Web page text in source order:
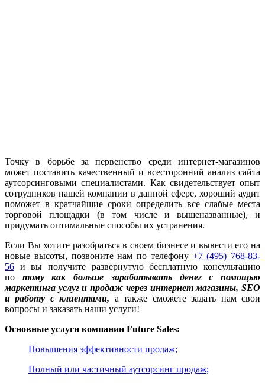
Точку в борьбе за первенство среди интернет-магазинов
может поставить качественный и всесторонний анализ сайта
аутсорсинговыми специалистами. Как свидетельствует опыт
сотрудников нашей компании в данной сфере, хороший аудит
поможет в кратчайшие сроки определить все слабые места
торговой площадки (в том числе и вышеназванные), и
придумать оптимальные способы их устранения.
Если Вы хотите разобраться в своем бизнесе и вывести его на
новые высоты, позвоните нам по телефону +7 (495) 768-83-
56 и вы получите развернутую бесплатную консультацию
по тому как больше зарабатывать денег с помощью
маркетинга услуг и продаж через интернет магазины, SEO
и работу с клиентами, а также сможете задать нам свои
вопросы и заказать наши услуги!
Основные услуги компании Future Sales:
Повышения эффективности продаж;
Полный или частичный аутсорсинг продаж;